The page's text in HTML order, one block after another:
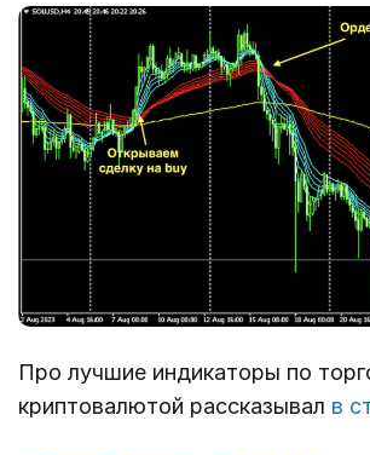
Про лучшие индикаторы по
криптовалютой рассказывал в